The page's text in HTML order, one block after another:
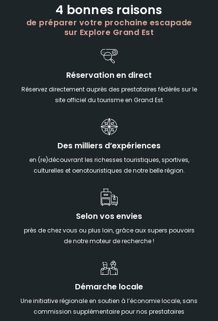
4 bonnes raisons
de préparer votre prochaine escapade
sur Explore Grand Est
Réservation en direct
Réservez directement auprès des prestataires fédérés sur le
site officiel du tourisme en Grand Est
Des milliers d’expériences
en (re)découvrant les richesses touristiques, sportives,
culturelles et oenotouristiques de notre belle région.
Selon vos envies
près de chez vous ou plus loin, grâce aux supers pouvoirs
de notre moteur de recherche !
Démarche locale
Une initiative régionale en soutien à l’économie locale, sans
commission supplémentaire pour nos prestataires